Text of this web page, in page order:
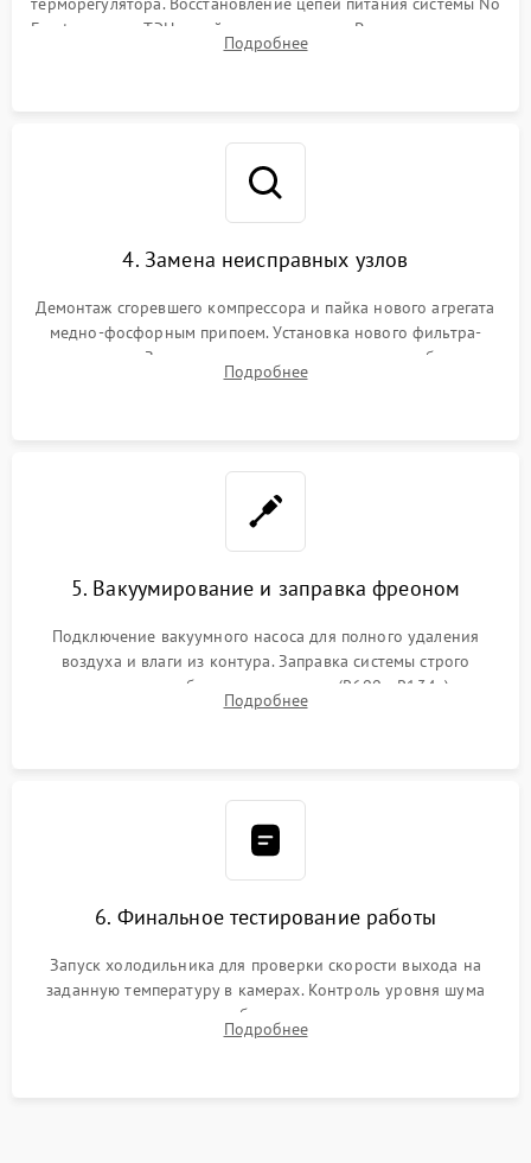
Frost, включая ТЭН оттайки и вентилятор. Ремонт или замена
платы управления при сбоях алгоритмов.
Подробнее
4. Замена неисправных узлов
Демонтаж сгоревшего компрессора и пайка нового агрегата
медно-фосфорным припоем. Установка нового фильтра-
осушителя. Замена изношенных вентиляторов обдува,
сломанных заслонок или поврежденных дверных петель.
Подробнее
5. Вакуумирование и заправка фреоном
Подключение вакуумного насоса для полного удаления
воздуха и влаги из контура. Заправка системы строго
дозированным объемом хладагента (R600a, R134a) по
электронным весам. Контроль рабочего давления в системе.
Подробнее
6. Финальное тестирование работы
Запуск холодильника для проверки скорости выхода на
заданную температуру в камерах. Контроль уровня шума
компрессора, отсутствия обмерзания стенок и корректного
срабатывания системы автоматической оттайки.
Подробнее